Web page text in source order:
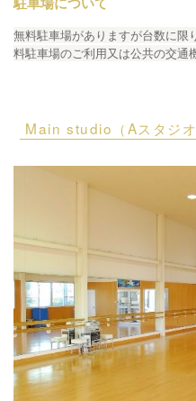
無料駐車場がありますが台数に限
料駐車場のご利用又は公共の交通
Main studio（Aスタジオ